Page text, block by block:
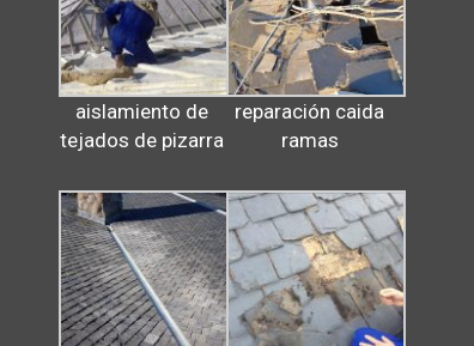
aislamiento de
tejados de pizarra
reparación caida
ramas